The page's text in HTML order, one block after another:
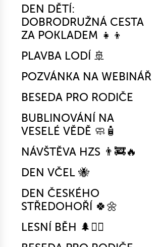
DEN DĚTÍ:
DOBRODRUŽNÁ CESTA
ZA POKLADEM 👧👦
PLAVBA LODÍ 🚢
POZVÁNKA NA WEBINÁŘ
BESEDA PRO RODIČE
BUBLINOVÁNÍ NA
VESELÉ VĚDĚ 🧼🧴
NÁVŠTĚVA HZS 👨‍🚒🔥
DEN VČEL 🐝
DEN ČESKÉHO
STŘEDOHOŘÍ 🍀🌼
LESNÍ BĚH 🌲🏃‍♀️